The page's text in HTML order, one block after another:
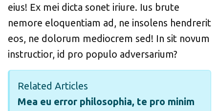
eius! Ex mei dicta sonet iriure. Ius brute
nemore eloquentiam ad, ne insolens hendrerit
eos, ne dolorum mediocrem sed! In sit novum
instructior, id pro populo adversarium?
Related Articles
Mea eu error philosophia, te pro minim